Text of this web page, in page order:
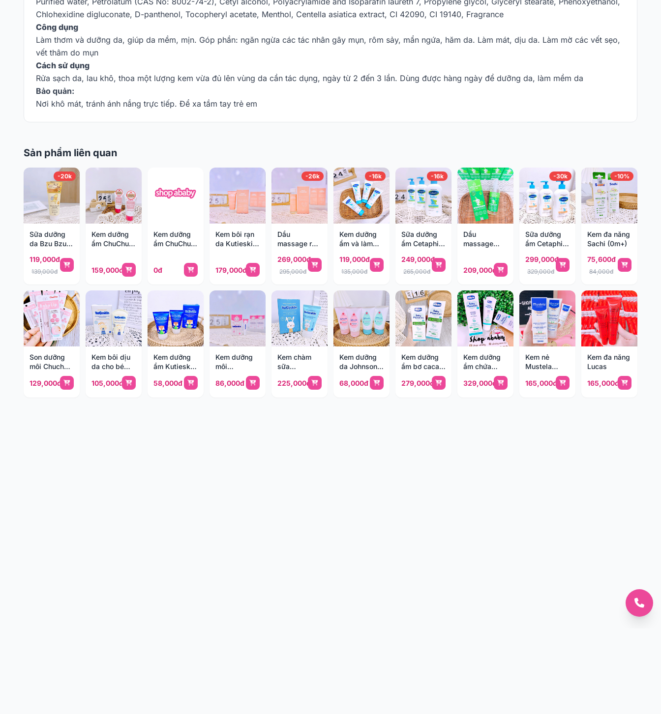
Chlohexidine digluconate, D-panthenol, Tocopheryl acetate, Menthol, Centella asiatica extract, CI 42090, CI 19140, Fragrance
Công dụng
Làm thơm và dưỡng da, giúp da mềm, mịn. Góp phần: ngăn ngừa các tác nhân gây mụn, rôm sảy, mẩn ngứa, hăm da. Làm mát, dịu da. Làm mờ các vết sẹo,
vết thâm do mụn
Cách sử dụng
Rửa sạch da, lau khô, thoa một lượng kem vừa đủ lên vùng da cần tác dụng, ngày từ 2 đến 3 lần. Dùng được hàng ngày để dưỡng da, làm mềm da
Bảo quản:
Nơi khô mát, tránh ánh nắng trực tiếp. Để xa tầm tay trẻ em
Sản phẩm liên quan
-20k
Sữa dưỡng
da Bzu Bzu
má 200ml
(0-3y)
119,000đ
139,000đ
Kem dưỡng
ẩm ChuChu
159,000đ
Kem dưỡng
ẩm ChuChu
0đ
Kem bôi rạn
da Kutieskin
179,000đ
-26k
Dầu
massage rạn
Mama 125ml
269,000đ
295,000đ
-16k
Kem dưỡng
ẩm và làm
Cetaphil
100g
119,000đ
135,000đ
-16k
Sữa dưỡng
ẩm Cetaphil
Lotion 400ml
249,000đ
265,000đ
Dầu
massage
má 200ml
209,000đ
-30k
Sữa dưỡng
ẩm Cetaphil
Lotion hoa
cúc hữu cơ
299,000đ
329,000đ
-10%
Kem đa năng
Sachi (0m+)
75,600đ
84,000đ
Son dưỡng
môi Chuchu
129,000đ
Kem bôi dịu
da cho bé
30g (0m+)
105,000đ
Kem dưỡng
ẩm Kutieskin
30g (0m+)
58,000đ
Kem dưỡng
môi
10g (1y+)
86,000đ
Kem chàm
sữa
30g (0m+)
225,000đ
Kem dưỡng
da Johnson's
68,000đ
Kem dưỡng
ẩm bơ cacao
Chicco Cold
Wind 50ml
279,000đ
Kem dưỡng
ẩm chứa
Omega và
Vitamin E
329,000đ
Kem nẻ
Mustela
165,000đ
Kem đa năng
Lucas
165,000đ